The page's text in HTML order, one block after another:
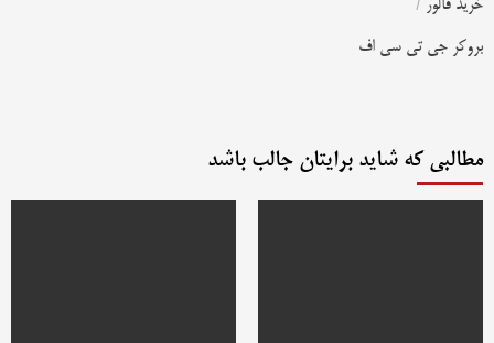
خرید فالور /
بروکر جی تی سی اف
مطالبی که شاید برایتان جالب باشد